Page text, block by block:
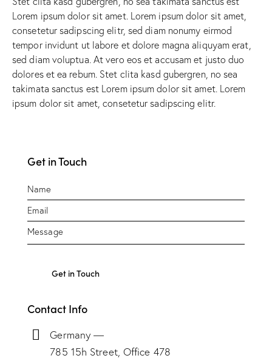
Lorem ipsum dolor sit amet. Lorem ipsum dolor sit amet,
consetetur sadipscing elitr, sed diam nonumy eirmod
tempor invidunt ut labore et dolore magna aliquyam erat,
sed diam voluptua. At vero eos et accusam et justo duo
dolores et ea rebum. Stet clita kasd gubergren, no sea
takimata sanctus est Lorem ipsum dolor sit amet. Lorem
ipsum dolor sit amet, consetetur sadipscing elitr.
Get in Touch
Contact Info
Germany —
785 15h Street, Office 478